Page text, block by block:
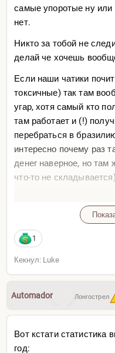
Мне кажется то, что
больше похоже на
поработать на любой
любую работу, что бы
культуре и местным —
Со всем уважением ко
пишу.
самые упоротые ну или
нет.
Никто за тобой не
делай че хочешь
Если наши чатики
токсичные) так там
угар, хотя самый кто
там работает и (!)
перебраться в
интересно почему раз
денег наверное, но там
что-то не складывается)
наши) живут в
пилотов ибо топливо
и купили мелкий
экспатов и счастливы
В стране где самая
всего латама ты там
хочешь вообще, так
намного выше, если ты
подсосаться к гос.
1
Кекнул: Luke
Automador Лонгострел
Вот кстати статистика
год: